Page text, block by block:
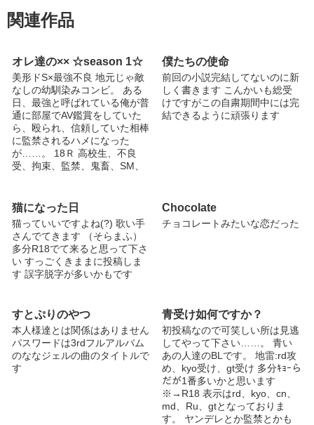
関連作品
オレ達の×× ☆season 1☆
美形ドS×最強不良 地元じゃ敵
なしの幼馴染みコンビ。 ある
日、最強と呼ばれている俺が普
通に部屋でAV鑑賞をしていた
ら、殴られ、信頼していた相棒
に監禁されるハメになった
が……。 18Ｒ 高校生、不良
受、拘束、監禁、鬼畜、SM、
うΨ( 'ч'? ) ※は18R (注)はスカ
トロジーあり 20160921完結し
ました。 season2 開始
http://blove.jp/novel/10569 ★☆
番外編は、こちらにアップしま
す！★☆ 長谷川 東流（17
歳） 182cm 78kg 脱色しすぎ
相手はなし。進学校の北高に通
ってはいるが、万年赤点。思考
回路は単純、天然。 北高の鬼
のハセガワと周囲では恐れられ
ている。 日高康史（18歳）
僕たちの使命
前回の小説完結してないのに新
しく書きます こんかいも総受
けですがこの自粛期間中には完
結できるように頑張ります
猫になった日
猫っていいですよね(?) 歌い手
さんでてきます （そらまふ）
多分R18でて来ると思って下さ
い すっごくきままに投稿しま
す 誤字脱字が多いかもです
Chocolate
チョコレートみたいな恋だった
すとぷりのやつ
本人様達とは関係はありません
パスワードは3rdフルアルバム
のななジェルの曲のタイトルで
す
青受け如何ですか？
初投稿なので可笑しい所は見逃
してやって下さい……。 青い
あの人達のBLです。 地雷:rd攻
め、kyo受け、gt受け 多分ｷｮｰら
だが1番多いかと思います
※→R18 表示はrd、kyo、cn、
md、Ru、gtとなっておりま
す。 ヤンデレとか監禁とかも